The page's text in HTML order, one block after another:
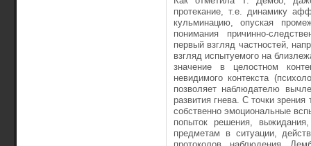
протекание, т.е. динамику
кульминацию, опуская
понимания при­чинно-
первый взгляд частностей,
взгляд испытуемого на
значение в целостном
невидимого контекста
позволяет наблюдателю
развития гнева. С точки
собственно эмоциональ­ные
попыток решения,
предметам в ситуации,